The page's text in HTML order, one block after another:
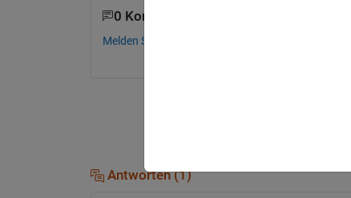
0 Kommentare
Melden Sie sich an, um zu kommentieren.
Antworten (1)